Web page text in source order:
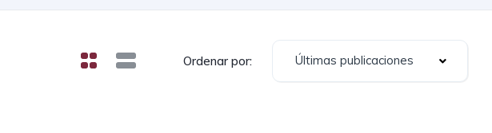
Ordenar por: Últimas publicaciones